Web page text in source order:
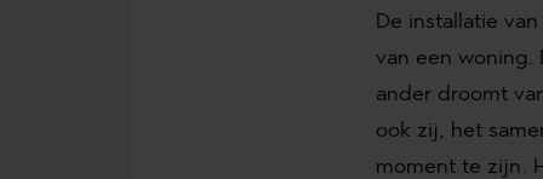
De installatie
van een woning.
ander droomt
ook zij, het
moment te zijn.